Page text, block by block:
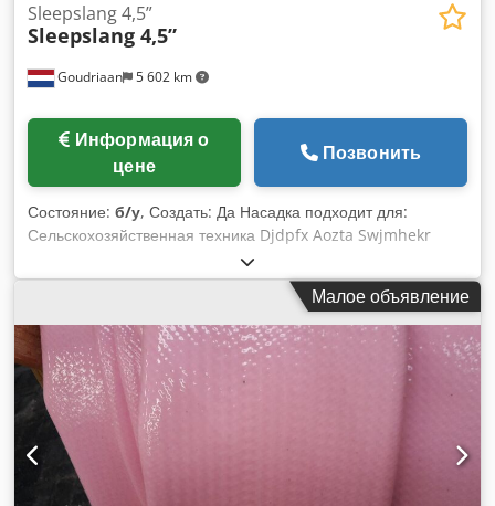
Goudriaan 5 602 km
Sleepslang 4,5”
Sleepslang 4,5”
цене
Позвонить
Состояние: б/у, Создать: Да Насадка подходит для:
Сельскохозяйственная техника Djdpfx Aozta Swjmhekr
Малое объявление